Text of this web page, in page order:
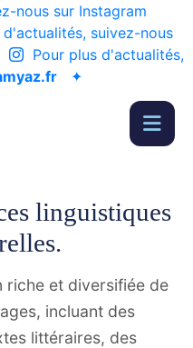
nous sur Instagram
d'actualités, suivez-nous
Pour plus d'actualités,
✦
linguistiques
riche et diversifiée de
incluant des
littéraires, des